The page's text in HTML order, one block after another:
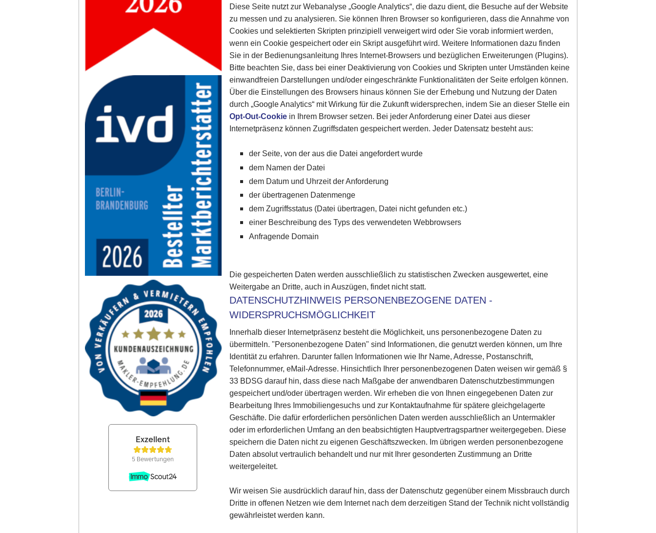
Diese Seite nutzt zur Webanalyse „Google Analytics“, die dazu dient, die Besuche auf der Website
zu messen und zu analysieren. Sie können Ihren Browser so konfigurieren, dass die Annahme von
Cookies und selektierten Skripten prinzipiell verweigert wird oder Sie vorab informiert werden,
wenn ein Cookie gespeichert oder ein Skript ausgeführt wird. Weitere Informationen dazu finden
Sie in der Bedienungsanleitung Ihres Internet-Browsers und bezüglichen Erweiterungen (Plugins).
Bitte beachten Sie, dass bei einer Deaktivierung von Cookies und Skripten unter Umständen keine
einwandfreien Darstellungen und/oder eingeschränkte Funktionalitäten der Seite erfolgen können.
Über die Einstellungen des Browsers hinaus können Sie der Erhebung und Nutzung der Daten
durch „Google Analytics“ mit Wirkung für die Zukunft widersprechen, indem Sie an dieser Stelle ein
Opt-Out-Cookie in Ihrem Browser setzen. Bei jeder Anforderung einer Datei aus dieser
Internetpräsenz können Zugriffsdaten gespeichert werden. Jeder Datensatz besteht aus:
der Seite, von der aus die Datei angefordert wurde
dem Namen der Datei
dem Datum und Uhrzeit der Anforderung
der übertragenen Datenmenge
dem Zugriffsstatus (Datei übertragen, Datei nicht gefunden etc.)
einer Beschreibung des Typs des verwendeten Webbrowsers
Anfragende Domain
Die gespeicherten Daten werden ausschließlich zu statistischen Zwecken ausgewertet, eine
Weitergabe an Dritte, auch in Auszügen, findet nicht statt.
DATENSCHUTZHINWEIS PERSONENBEZOGENE DATEN -
WIDERSPRUCHSMÖGLICHKEIT
Innerhalb dieser Internetpräsenz besteht die Möglichkeit, uns personenbezogene Daten zu
übermitteln. "Personenbezogene Daten" sind Informationen, die genutzt werden können, um Ihre
Identität zu erfahren. Darunter fallen Informationen wie Ihr Name, Adresse, Postanschrift,
Telefonnummer, eMail-Adresse. Hinsichtlich Ihrer personenbezogenen Daten weisen wir gemäß §
33 BDSG darauf hin, dass diese nach Maßgabe der anwendbaren Datenschutzbestimmungen
gespeichert und/oder übertragen werden. Wir erheben die von Ihnen eingegebenen Daten zur
Bearbeitung Ihres Immobiliengesuchs und zur Kontaktaufnahme für spätere gleichgelagerte
Geschäfte. Die dafür erforderlichen persönlichen Daten werden ausschließlich an Untermakler
oder im erforderlichen Umfang an den beabsichtigten Hauptvertragspartner weitergegeben. Diese
speichern die Daten nicht zu eigenen Geschäftszwecken. Im übrigen werden personenbezogene
Daten absolut vertraulich behandelt und nur mit Ihrer gesonderten Zustimmung an Dritte
weitergeleitet.
Wir weisen Sie ausdrücklich darauf hin, dass der Datenschutz gegenüber einem Missbrauch durch
Dritte in offenen Netzen wie dem Internet nach dem derzeitigen Stand der Technik nicht vollständig
gewährleistet werden kann.